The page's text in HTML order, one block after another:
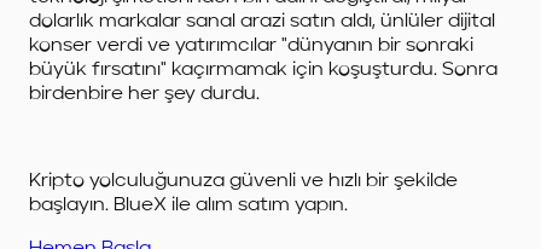
dolarlık markalar sanal arazi satın aldı, ünlüler dijital
konser verdi ve yatırımcılar "dünyanın bir sonraki
büyük fırsatını" kaçırmamak için koşuşturdu. Sonra
birdenbire her şey durdu.
Kripto yolculuğunuza güvenli ve hızlı bir şekilde
başlayın. BlueX ile alım satım yapın.